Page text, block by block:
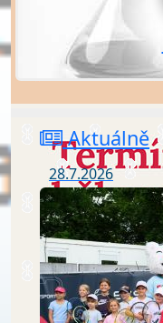
Aktuálně
28.7.2026